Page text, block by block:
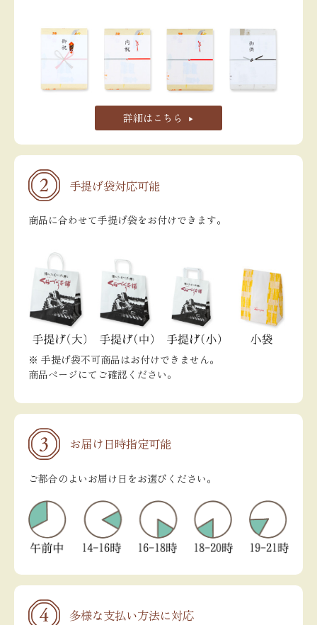
詳細はこちら
手提げ袋対応可能
商品に合わせて手提げ袋をお付けできます。
※ 手提げ袋不可商品はお付けできません。
商品ページにてご確認ください。
お届け日時指定可能
ご都合のよいお届け日をお選びください。
多様な支払い方法に対応